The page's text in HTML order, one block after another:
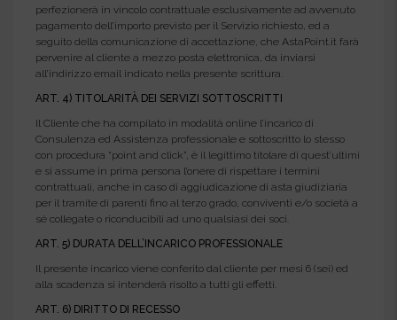
perfezionerà in vincolo contrattuale esclusivamente ad avvenuto
pagamento dell’importo previsto per il Servizio richiesto, ed a
seguito della comunicazione di accettazione, che AstaPoint.it farà
pervenire al cliente a mezzo posta elettronica, da inviarsi
all’indirizzo email indicato nella presente scrittura.
ART. 4) TITOLARITÀ DEI SERVIZI SOTTOSCRITTI
Il Cliente che ha compilato in modalità online l’incarico di
Consulenza ed Assistenza professionale e sottoscritto lo stesso
con procedura “point and click”, è il legittimo titolare di quest’ultimi
e si assume in prima persona l’onere di rispettare i termini
contrattuali, anche in caso di aggiudicazione di asta giudiziaria
per il tramite di parenti fino al terzo grado, conviventi e/o società a
sé collegate o riconducibili ad uno qualsiasi dei soci.
ART. 5) DURATA DELL’INCARICO PROFESSIONALE
Il presente incarico viene conferito dal cliente per mesi 6 (sei) ed
alla scadenza si intenderà risolto a tutti gli effetti.
ART. 6) DIRITTO DI RECESSO